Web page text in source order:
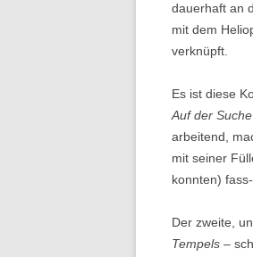
dauerhaft an
mit dem
verknüpft.
Es ist diese
Auf der
arbeitend,
mit seiner
konnten)
Der zweite,
Tempels –